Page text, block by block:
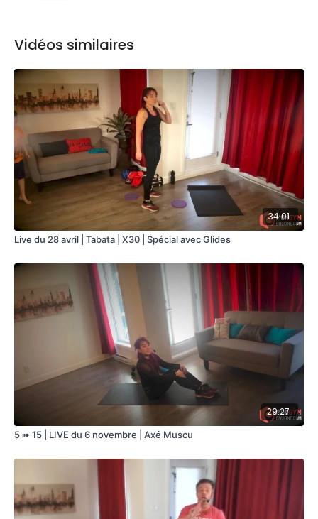
Vidéos similaires
34:01
Live du 28 avril | Tabata | X30 | Spécial avec Glides
29:27
5 ➠ 15 | LIVE du 6 novembre | Axé Muscu